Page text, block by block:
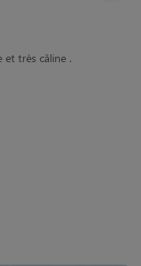
et très câline .